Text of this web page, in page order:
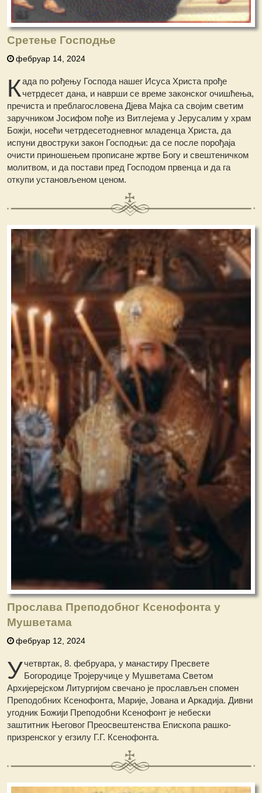
Сретење Господње
фебруар 14, 2024
Када пo рођењу Господа нашег Исуса Христа прође
четрдесет дана, и наврши се време законског очишћења,
пречиста и преблагословена Дјева Мајка са својим светим
заручником Јосифом пође из Витлејема у Јерусалим у храм
Божји, носећи четрдесетодневног младенца Христа, да
испуни двоструки закон Господњи: да се после порођаја
очисти приношењем прописане жртве Богу и свештеничком
молитвом, и да постави пред Господом првенца и да га
откупи установљеном ценом.
Прослава Преподобног Ксенофонта у
Мушветама
фебруар 12, 2024
Учетвртак, 8. фебруара, у манастиру Пресвете
Богородице Тројеручице у Мушветама Светом
Архијерејском Литургијом свечано је прослављен спомен
Преподобних Ксенофонта, Марије, Јована и Аркадија. Дивни
угодник Божији Преподобни Ксенофонт је небески
заштитник Његовог Преосвештенства Епископа рашко-
призренског у егзилу Г.Г. Ксенофонта.